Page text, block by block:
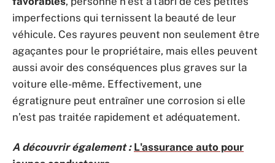
imperfections qui ternissent la beauté de leur
véhicule. Ces rayures peuvent non seulement être
agaçantes pour le propriétaire, mais elles peuvent
aussi avoir des conséquences plus graves sur la
voiture elle-même. Effectivement, une
égratignure peut entraîner une corrosion si elle
n’est pas traitée rapidement et adéquatement.
A découvrir également : L'assurance auto pour